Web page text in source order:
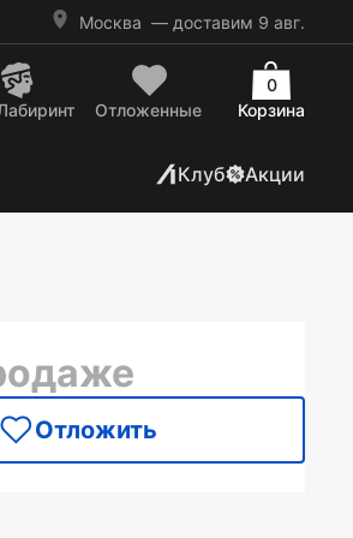
Москва — доставим 9 авг.
Отложенные Корзина
0
Клуб Акции
Отложить